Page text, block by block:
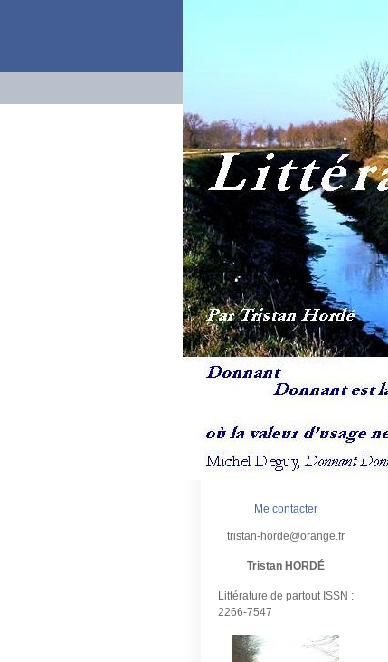
Me contacter
tristan-horde@orange.fr
Tristan HORDÉ
Littérature de partout ISSN :
2266-7547